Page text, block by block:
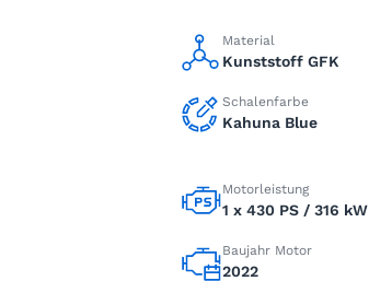
Material
Kunststoff GFK
Schalenfarbe
Kahuna Blue
Motorleistung
1 x 430 PS / 316 kW
Baujahr Motor
2022